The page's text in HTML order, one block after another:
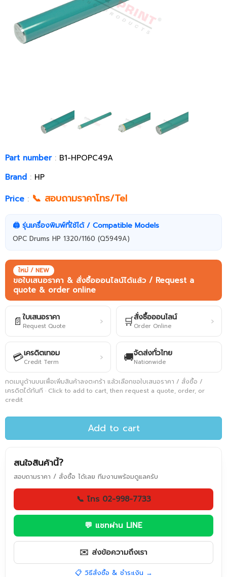
Part number: B1-HPOPC49A
Brand : HP
Price : 📞 สอบถามราคาโทร/Tel
🖨️ รุ่นเครื่องพิมพ์ที่ใช้ได้ / Compatible Models
OPC Drums HP 1320/1160 (Q5949A)
ใหม่ / NEW
ขอใบเสนอราคา & สั่งซื้อออนไลน์ได้แล้ว / Request a
quote & order online
📄 ใบเสนอราคา
Request Quote › 🛒สั่งซื้อออนไลน์
Order Online ›
💳เครดิตเทอม
Credit Term › 🚚จัดส่งทั่วไทย
Nationwide
กดเมนูด้านบนเพื่อเพิ่มสินค้าลงตะกร้า แล้วเลือกขอใบเสนอราคา / สั่งซื้อ /
เครดิตได้ทันที · Click to add to cart, then request a quote, order, or
credit
Add to cart
สนใจสินค้านี้?
สอบถามราคา / สั่งซื้อ ได้เลย ทีมงานพร้อมดูแลครับ
📞 โทร 02-998-7733
💬 แชทผ่าน LINE
✉️ ส่งข้อความถึงเรา
📋 วิธีสั่งซื้อ & ชำระเงิน →